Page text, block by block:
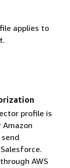
applies to
profile is
AWS